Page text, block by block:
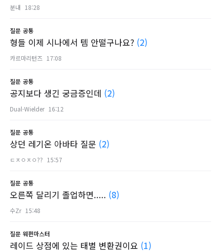
분내 18:28
질문 공통
형들 이제 시나에서 템 안떨구나요? (2)
카르마리턴즈 17:08
질문 공통
공지보다 생긴 궁금증인데 (2)
Dual-Wielder 16:12
질문 공통
상던 레기온 아바타 질문 (2)
ㄷㅈㅇㅈㅇ?? 15:57
질문 공통
오른쪽 달리기 졸업하면..... (8)
수Zr 15:48
질문 웨펀마스터
레이드 상점에 있는 태별 변환권이요 (1)